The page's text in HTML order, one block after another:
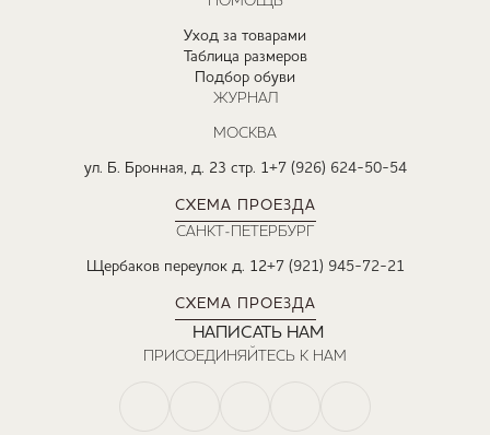
Уход за товарами
Таблица размеров
Подбор обуви
ЖУРНАЛ
МОСКВА
ул. Б. Бронная, д. 23 стр. 1+7 (926) 624-50-54
СХЕМА ПРОЕЗДА
САНКТ-ПЕТЕРБУРГ
Щербаков переулок д. 12+7 (921) 945-72-21
СХЕМА ПРОЕЗДА
НАПИСАТЬ НАМ
ПРИСОЕДИНЯЙТЕСЬ К НАМ